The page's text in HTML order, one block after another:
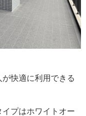
快適に利用できる
プはホワイトオー